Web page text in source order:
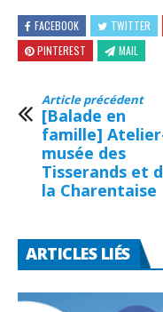
FACEBOOK TWITTER
PINTEREST
MAIL
Article précédent
[Balade en
famille]
musée des
Tisserands et
la Charentaise
ARTICLES LIÉS